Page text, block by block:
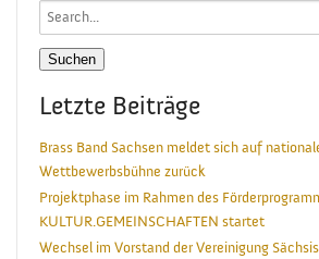
Search
for:
Letzte Beiträge
Brass Band Sachsen meldet sich auf
Wettbewerbsbühne zurück
Projektphase im Rahmen des
KULTUR.GEMEINSCHAFTEN startet
Wechsel im Vorstand der Vereinigung